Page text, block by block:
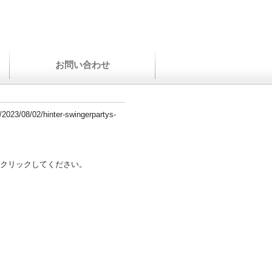
お問い合わせ
08/02/hinter-swingerpartys-
リックしてください。